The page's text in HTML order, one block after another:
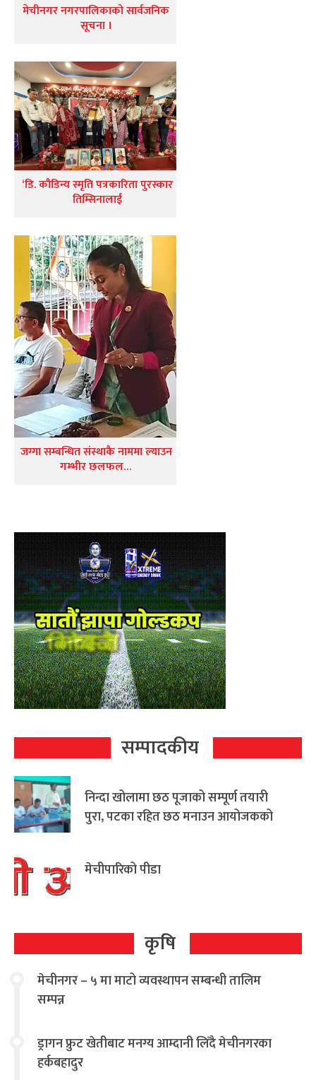
मेचीनगर नगरपालिकाको सार्वजनिक
सूचना ।
‘डि. कौडिन्य स्मृति पत्रकारिता पुरस्कार
तिम्सिनालाई
जग्गा सम्बन्धित संस्थाकै नाममा ल्याउन
गम्भीर छलफल…
सम्पादकीय
निन्दा खोलामा छठ पूजाको सम्पूर्ण तयारी
पुरा, पटका रहित छठ मनाउन आयोजकको
मेचीपारिको पीडा
कृषि
मेचीनगर – ५ मा माटो व्यवस्थापन सम्बन्धी तालिम
सम्पन्न
ड्रागन फ्रुट खेतीबाट मनग्य आम्दानी लिँदै मेचीनगरका
हर्कबहादुर